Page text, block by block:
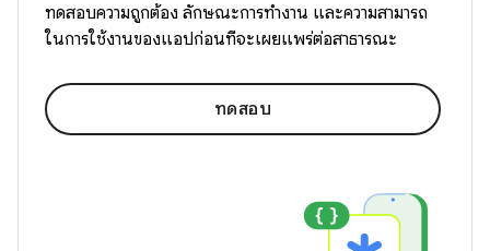
ทดสอบความถูกต้อง ลักษณะการทำงาน และความสามารถ
ในการใช้งานของแอปก่อนที่จะเผยแพร่ต่อสาธารณะ
ทดสอบ